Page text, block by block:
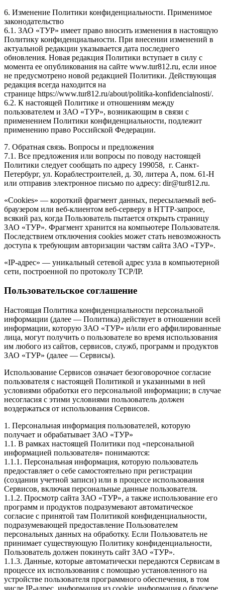
6. Изменение Политики конфиденциальности. Применимое
законодательство
6.1. ЗАО «ТУР» имеет право вносить изменения в настоящую
Политику конфиденциальности. При внесении изменений в
актуальной редакции указывается дата последнего
обновления. Новая редакция Политики вступает в силу с
момента ее опубликования на сайте www.tur812.ru, если иное
не предусмотрено новой редакцией Политики. Действующая
редакция всегда находится на
странице https://www.tur812.ru/about/politika-konfidencialnosti/.
6.2. К настоящей Политике и отношениям между
пользователем и ЗАО «ТУР», возникающим в связи с
применением Политики конфиденциальности, подлежит
применению право Российской Федерации.
7. Обратная связь. Вопросы и предложения
7.1. Все предложения или вопросы по поводу настоящей
Политики следует сообщать по адресу 199058, г. Санкт-
Петербург, ул. Кораблестроителей, д. 30, литера А, пом. 61-Н
или отправив электронное письмо по адресу: dir@tur812.ru.
«Cookies» — короткий фрагмент данных, пересылаемый веб-
браузером или веб-клиентом веб-серверу в HTTP-запросе,
всякий раз, когда Пользователь пытается открыть страницу
ЗАО «ТУР». Фрагмент хранится на компьютере Пользователя.
Последствием отключения cookies может стать невозможность
доступа к требующим авторизации частям сайта ЗАО «ТУР».
«IP-адрес» — уникальный сетевой адрес узла в компьютерной
сети, построенной по протоколу TCP/IP.
Пользовательское соглашение
Настоящая Политика конфиденциальности персональной
информации (далее — Политика) действует в отношении всей
информации, которую ЗАО «ТУР» и/или его аффилированные
лица, могут получить о пользователе во время использования
им любого из сайтов, сервисов, служб, программ и продуктов
ЗАО «ТУР» (далее — Сервисы).
Использование Сервисов означает безоговорочное согласие
пользователя с настоящей Политикой и указанными в ней
условиями обработки его персональной информации; в случае
несогласия с этими условиями пользователь должен
воздержаться от использования Сервисов.
1. Персональная информация пользователей, которую
получает и обрабатывает ЗАО «ТУР»
1.1. В рамках настоящей Политики под «персональной
информацией пользователя» понимаются:
1.1.1. Персональная информация, которую пользователь
предоставляет о себе самостоятельно при регистрации
(создании учетной записи) или в процессе использования
Сервисов, включая персональные данные пользователя.
1.1.2. Просмотр сайта ЗАО «ТУР», а также использование его
программ и продуктов подразумевают автоматическое
согласие с принятой там Политикой конфиденциальности,
подразумевающей предоставление Пользователем
персональных данных на обработку. Если Пользователь не
принимает существующую Политику конфиденциальности,
Пользователь должен покинуть сайт ЗАО «ТУР».
1.1.3. Данные, которые автоматически передаются Сервисам в
процессе их использования с помощью установленного на
устройстве пользователя программного обеспечения, в том
числе IP-адрес, информация из cookie, информация о браузере